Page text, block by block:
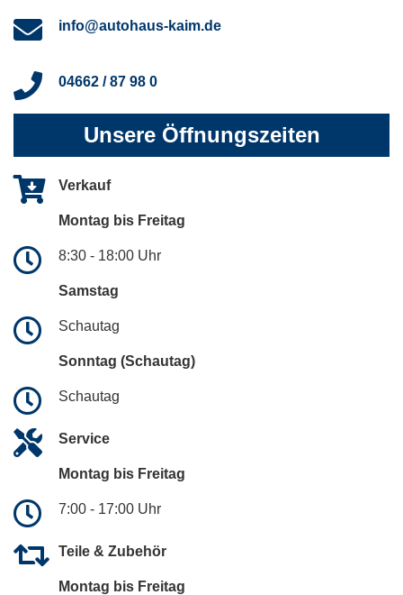
info@autohaus-kaim.de
04662 / 87 98 0
Unsere Öffnungszeiten
Verkauf
Montag bis Freitag
8:30 - 18:00 Uhr
Samstag
Schautag
Sonntag (Schautag)
Schautag
Service
Montag bis Freitag
7:00 - 17:00 Uhr
Teile & Zubehör
Montag bis Freitag